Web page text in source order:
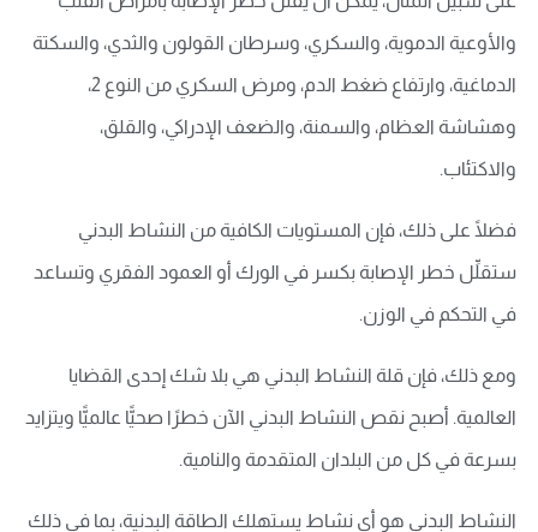
والأوعية الدموية، والسكري، وسرطان القولون والثدي، والسكتة
الدماغية، وارتفاع ضغط الدم، ومرض السكري من النوع 2،
وهشاشة العظام، والسمنة، والضعف الإدراكي، والقلق،
والاكتئاب.
فضلًا على ذلك، فإن المستويات الكافية من النشاط البدني
ستقلِّل خطر الإصابة بكسر في الورك أو العمود الفقري وتساعد
في التحكم في الوزن.
ومع ذلك، فإن قلة النشاط البدني هي بلا شك إحدى القضايا
العالمية. أصبح نقص النشاط البدني الآن خطرًا صحيًّا عالميًّا ويتزايد
بسرعة في كل من البلدان المتقدمة والنامية.
النشاط البدني هو أي نشاط يستهلك الطاقة البدنية، بما في ذلك